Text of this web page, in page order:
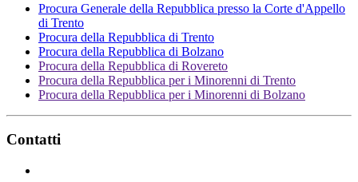
Procura Generale della Repubblica presso la Corte d'Appello
di Trento
Procura della Repubblica di Trento
Procura della Repubblica di Bolzano
Procura della Repubblica di Rovereto
Procura della Repubblica per i Minorenni di Trento
Procura della Repubblica per i Minorenni di Bolzano
Contatti